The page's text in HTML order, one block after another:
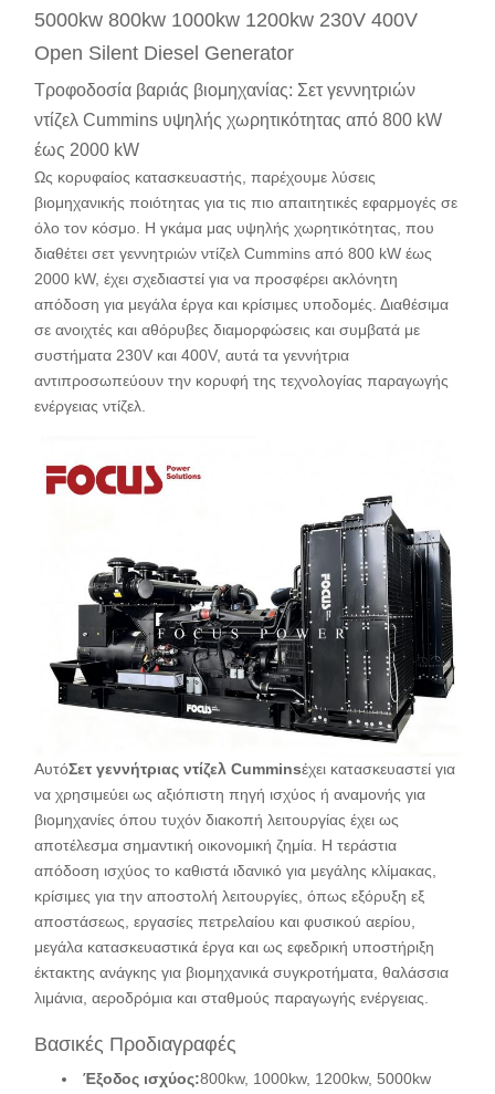
5000kw 800kw 1000kw 1200kw 230V 400V
Open Silent Diesel Generator
Τροφοδοσία βαριάς βιομηχανίας: Σετ γεννητριών
ντίζελ Cummins υψηλής χωρητικότητας από 800 kW
έως 2000 kW
Ως κορυφαίος κατασκευαστής, παρέχουμε λύσεις
βιομηχανικής ποιότητας για τις πιο απαιτητικές εφαρμογές σε
όλο τον κόσμο. Η γκάμα μας υψηλής χωρητικότητας, που
διαθέτει σετ γεννητριών ντίζελ Cummins από 800 kW έως
2000 kW, έχει σχεδιαστεί για να προσφέρει ακλόνητη
απόδοση για μεγάλα έργα και κρίσιμες υποδομές. Διαθέσιμα
σε ανοιχτές και αθόρυβες διαμορφώσεις και συμβατά με
συστήματα 230V και 400V, αυτά τα γεννήτρια
αντιπροσωπεύουν την κορυφή της τεχνολογίας παραγωγής
ενέργειας ντίζελ.
ΑυτόΣετ γεννήτριας ντίζελ Cumminsέχει κατασκευαστεί για
να χρησιμεύει ως αξιόπιστη πηγή ισχύος ή αναμονής για
βιομηχανίες όπου τυχόν διακοπή λειτουργίας έχει ως
αποτέλεσμα σημαντική οικονομική ζημία. Η τεράστια
απόδοση ισχύος το καθιστά ιδανικό για μεγάλης κλίμακας,
κρίσιμες για την αποστολή λειτουργίες, όπως εξόρυξη εξ
αποστάσεως, εργασίες πετρελαίου και φυσικού αερίου,
μεγάλα κατασκευαστικά έργα και ως εφεδρική υποστήριξη
έκτακτης ανάγκης για βιομηχανικά συγκροτήματα, θαλάσσια
λιμάνια, αεροδρόμια και σταθμούς παραγωγής ενέργειας.
Βασικές Προδιαγραφές
Έξοδος ισχύος:800kw, 1000kw, 1200kw, 5000kw